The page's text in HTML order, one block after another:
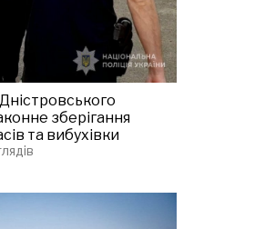
зберігання
та вибухівки